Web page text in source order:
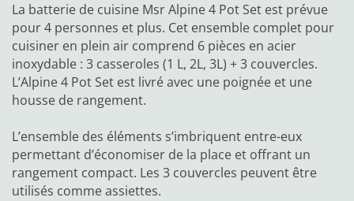
La batterie de cuisine Msr Alpine 4 Pot Set est prévue
pour 4 personnes et plus. Cet ensemble complet pour
cuisiner en plein air comprend 6 pièces en acier
inoxydable : 3 casseroles (1 L, 2L, 3L) + 3 couvercles.
L’Alpine 4 Pot Set est livré avec une poignée et une
housse de rangement.
L’ensemble des éléments s’imbriquent entre-eux
permettant d’économiser de la place et offrant un
rangement compact. Les 3 couvercles peuvent être
utilisés comme assiettes.